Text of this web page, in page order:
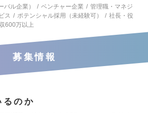
ル企業）
ベンチャー企業
管理職・マネジ
ス ポテンシャル採用（未経験可）
社長・役
600万以上
募集情報
るのか